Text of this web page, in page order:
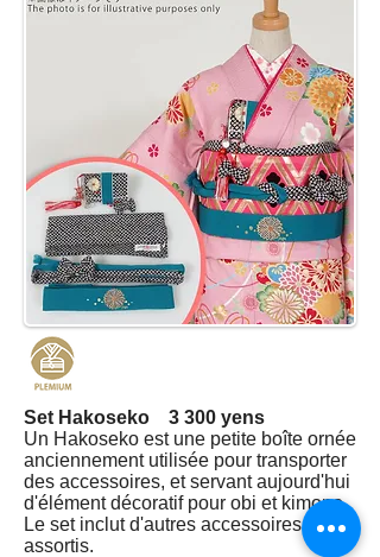
Set Hakoseko 3 300 yens
Un Hakoseko est une petite boîte ornée
anciennement utilisée pour transporter
des accessoires, et servant aujourd'hui
d'élément décoratif pour obi et kimono.
Le set inclut d'autres accessoires
assortis.